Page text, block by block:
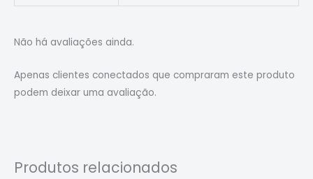
Não há avaliações ainda.
Apenas clientes conectados que compraram este produto
podem deixar uma avaliação.
Produtos relacionados